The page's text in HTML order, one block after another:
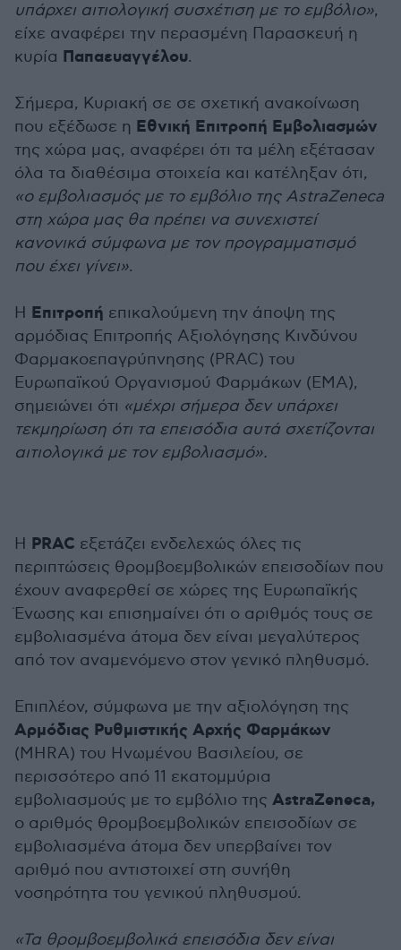
υπάρχει αιτιολογική συσχέτιση με το εμβόλιο»,
είχε αναφέρει την περασμένη Παρασκευή η
κυρία Παπαευαγγέλου.
Σήμερα, Κυριακή σε σε σχετική ανακοίνωση
που εξέδωσε η Εθνική Επιτροπή Εμβολιασμών
της χώρα μας, αναφέρει ότι τα μέλη εξέτασαν
όλα τα διαθέσιμα στοιχεία και κατέληξαν ότι,
«ο εμβολιασμός με το εμβόλιο της AstraZeneca
στη χώρα μας θα πρέπει να συνεχιστεί
κανονικά σύμφωνα με τον προγραμματισμό
που έχει γίνει».
Η Επιτροπή επικαλούμενη την άποψη της
αρμόδιας Επιτροπής Αξιολόγησης Κινδύνου
Φαρμακοεπαγρύπνησης (PRAC) του
Ευρωπαϊκού Οργανισμού Φαρμάκων (ΕΜΑ),
σημειώνει ότι «μέχρι σήμερα δεν υπάρχει
τεκμηρίωση ότι τα επεισόδια αυτά σχετίζονται
αιτιολογικά με τον εμβολιασμό».
Η PRAC εξετάζει ενδελεχώς όλες τις
περιπτώσεις θρομβοεμβολικών επεισοδίων που
έχουν αναφερθεί σε χώρες της Ευρωπαϊκής
Ένωσης και επισημαίνει ότι ο αριθμός τους σε
εμβολιασμένα άτομα δεν είναι μεγαλύτερος
από τον αναμενόμενο στον γενικό πληθυσμό.
Επιπλέον, σύμφωνα με την αξιολόγηση της
Αρμόδιας Ρυθμιστικής Αρχής Φαρμάκων
(MHRA) του Ηνωμένου Βασιλείου, σε
περισσότερο από 11 εκατομμύρια
εμβολιασμούς με το εμβόλιο της AstraZeneca,
ο αριθμός θρομβοεμβολικών επεισοδίων σε
εμβολιασμένα άτομα δεν υπερβαίνει τον
αριθμό που αντιστοιχεί στη συνήθη
νοσηρότητα του γενικού πληθυσμού.
«Τα θρομβοεμβολικά επεισόδια δεν είναι